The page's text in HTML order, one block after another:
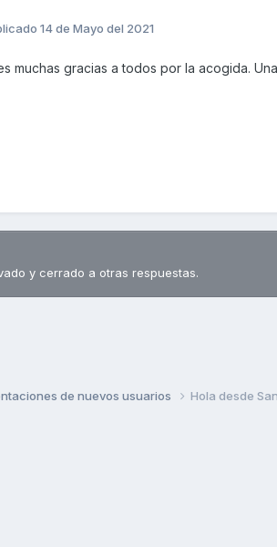
14 de Mayo del 2021
muchas gracias a todos por la acogida.
y cerrado a otras respuestas.
de nuevos usuarios Hola desde